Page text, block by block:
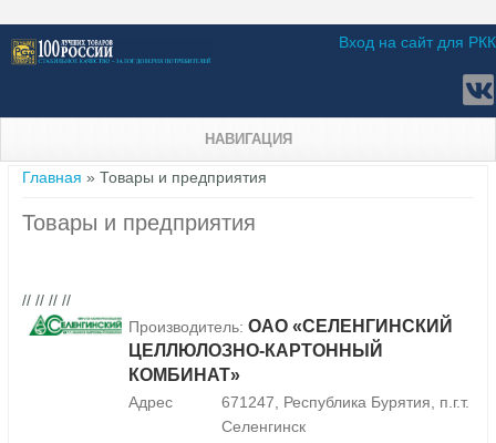
Вход на сайт для РКК
НАВИГАЦИЯ
Вы здесь
Главная » Товары и предприятия
Товары и предприятия
// // // //
Производитель: ОАО «СЕЛЕНГИНСКИЙ
ЦЕЛЛЮЛОЗНО-КАРТОННЫЙ
КОМБИНАТ»
Адрес
671247, Республика Бурятия, п.г.т.
Селенгинск